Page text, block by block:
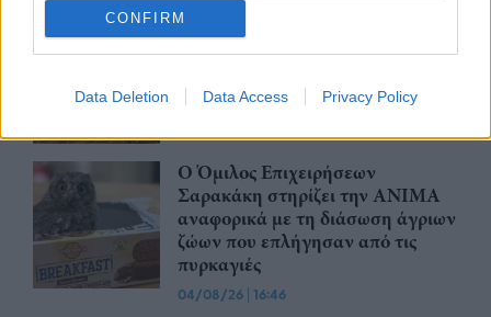
CONFIRM
Data Deletion Data Access Privacy Policy
Ελληνικός Ερυθρός Σταυρός: 10
βασικά μέτρα προστασίας και
04/08/26|17:26
O Όμιλος Επιχειρήσεων
Σαρακάκη στηρίζει την ΑΝΙΜΑ
αναφορικά με τη διάσωση άγριων
ζώων που επλήγησαν από τις
πυρκαγιές
04/08/26 | 16:46